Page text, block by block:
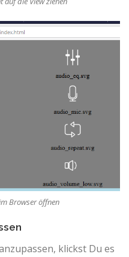
Browser öffnen
klickst Du es